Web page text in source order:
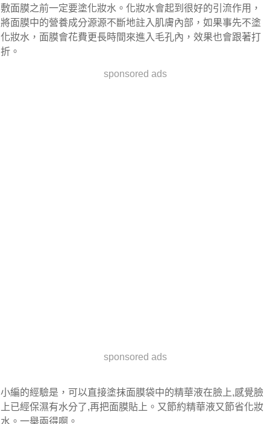
敷面膜之前一定要塗化妝水。化妝水會起到很好的引流作用，
將面膜中的營養成分源源不斷地註入肌膚內部，如果事先不塗
化妝水，面膜會花費更長時間來進入毛孔內，效果也會跟著打
折。
sponsored ads
sponsored ads
小編的經驗是，可以直接塗抹面膜袋中的精華液在臉上,感覺臉
上已經保濕有水分了,再把面膜貼上。又節約精華液又節省化妝
水。一舉兩得啊。